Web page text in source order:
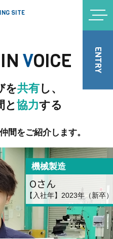
SITE
ENTRY
VOICE
を共有し、
と協力する
間をご紹介します。
機械製造
Oさん
【入社年】2023年（新卒）